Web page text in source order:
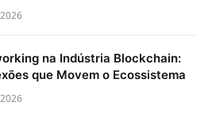
na Indústria Blockchain:
que Movem o Ecossistema